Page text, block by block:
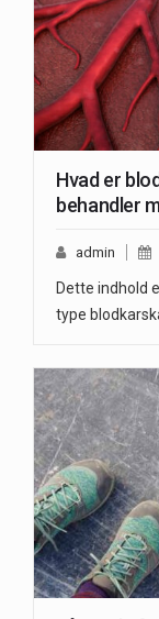
Hvad er
behandler
admin
Dette indhold
type